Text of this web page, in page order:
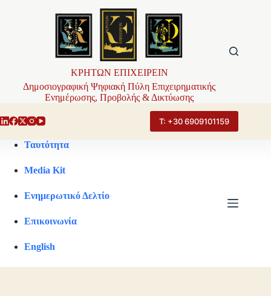
ΚΡΗΤΩΝ ΕΠΙΧΕΙΡΕΙΝ
Δημοσιογραφική Ψηφιακή Πύλη Επιχειρηματικής
Ενημέρωσης, Προβολής & Δικτύωσης
Τ: +30 6909101159
Ταυτότητα
Media Kit
Ενημερωτικό Δελτίο
Επικοινωνία
English